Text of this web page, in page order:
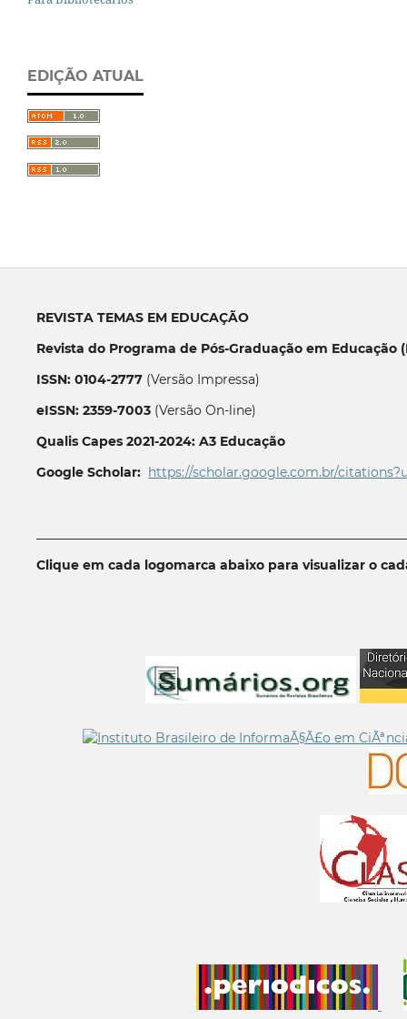
EDIÇÃO ATUAL
REVISTA TEMAS EM EDUCAÇÃO
Revista do Programa de Pós-Graduação em Educação
ISSN: 0104-2777(Versão Impressa)
eISSN: 2359-7003(Versão On-line)
Qualis Capes 2021-2024: A3 Educação
Google Scholar: https://scholar.google.com.br/
Clique em cada logomarca abaixo para visualizar o